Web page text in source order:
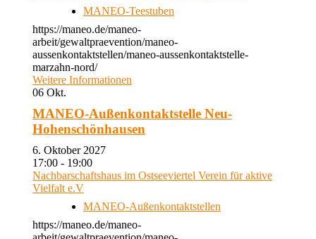
MANEO-Teestuben
https://maneo.de/maneo-
arbeit/gewaltpraevention/maneo-
aussenkontaktstellen/maneo-aussenkontaktstelle-
marzahn-nord/
Weitere Informationen
06 Okt.
MANEO-Außenkontaktstelle Neu-
Hohenschönhausen
6. Oktober 2027
17:00 - 19:00
Nachbarschaftshaus im Ostseeviertel Verein für aktive
Vielfalt e.V
MANEO-Außenkontaktstellen
https://maneo.de/maneo-